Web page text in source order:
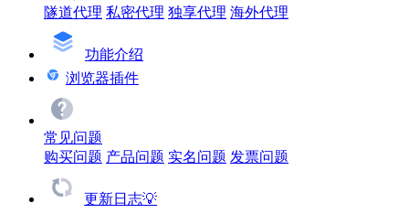
隧道代理 私密代理 独享代理 海外代理
功能介绍
浏览器插件
常见问题
购买问题 产品问题 实名问题 发票问题
更新日志💡